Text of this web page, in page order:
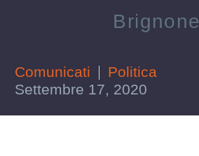
Brignone
Comunicati
Politica
Settembre 17, 2020